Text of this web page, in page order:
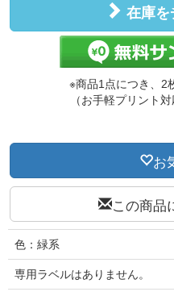
在庫を
※商品1点につき、2
（お手軽プリント
お
この商品
色：緑系
専用ラベルはありません。